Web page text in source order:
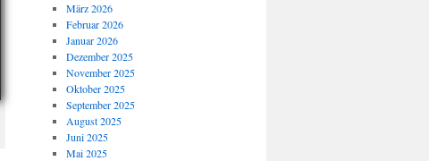
März 2026
Februar 2026
Januar 2026
Dezember 2025
November 2025
Oktober 2025
September 2025
August 2025
Juni 2025
Mai 2025